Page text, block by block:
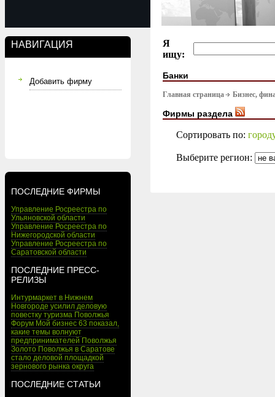
НАВИГАЦИЯ
Добавить фирму
ПОСЛЕДНИЕ ФИРМЫ
Управление Росреестра по
Ульяновской области
Управление Росреестра по
Нижегородской области
Управление Росреестра по
Саратовской области
ПОСЛЕДНИЕ ПРЕСС-
РЕЛИЗЫ
Интурмаркет в Нижнем
Новгороде усилил деловую
повестку туризма Поволжья
Форум Мой бизнес 63 показал,
какие темы волнуют
предпринимателей Поволжья
Золото Поволжья в Саратове
стало деловой площадкой
зернового рынка округа
ПОСЛЕДНИЕ СТАТЬИ
Я
ищу:
Банки
Главная страница Бизнес,
Фирмы раздела
Сортировать по:
Выберите регион: